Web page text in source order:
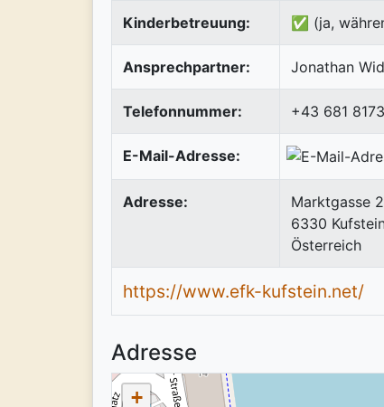
Kinderbetreuung: ✅ (ja,
Ansprechpartner: Jonathan
Telefonnummer: +43 681
E-Mail-Adresse:
Adresse:
Marktgasse
6330
Österreich
https://www.efk-kufstein.net/
Adresse
+